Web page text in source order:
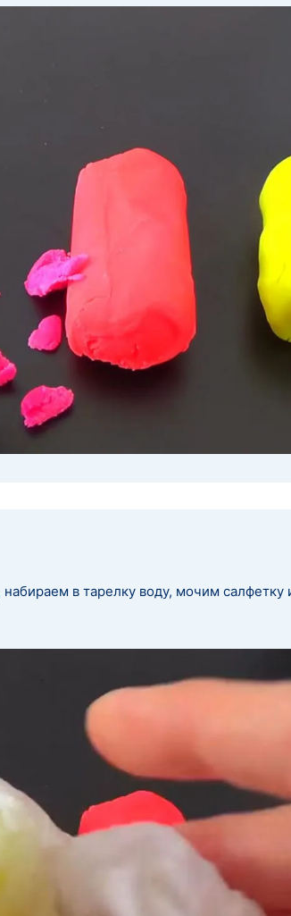
в тарелку воду, мочим